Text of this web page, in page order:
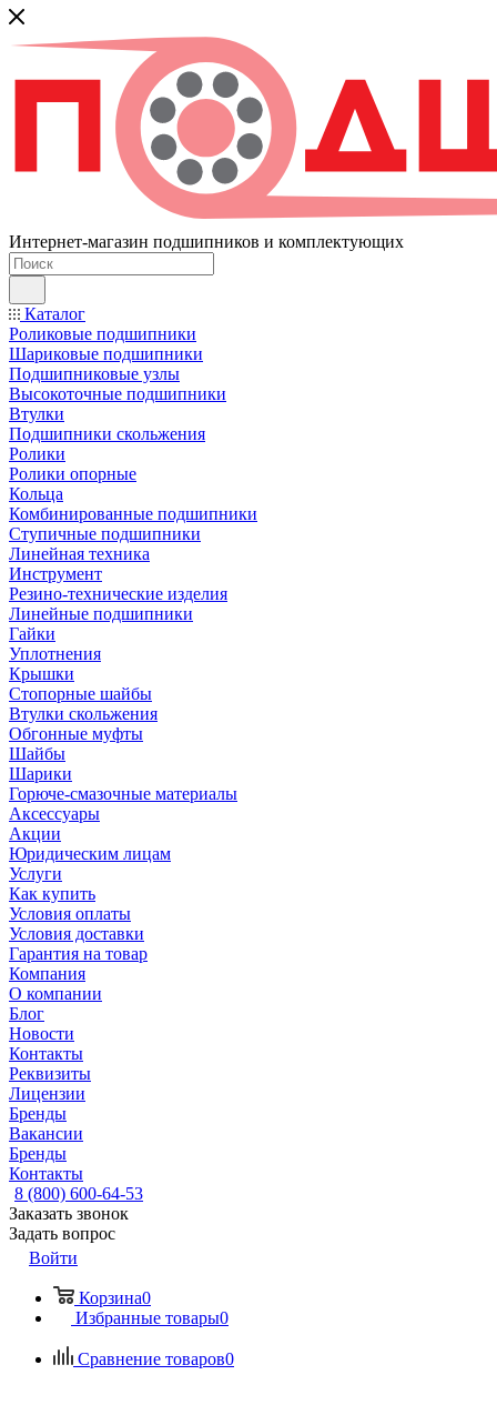
Интернет-магазин подшипников и комплектующих
Каталог
Роликовые подшипники
Шариковые подшипники
Подшипниковые узлы
Высокоточные подшипники
Втулки
Подшипники скольжения
Ролики
Ролики опорные
Кольца
Комбинированные подшипники
Ступичные подшипники
Линейная техника
Инструмент
Резино-технические изделия
Линейные подшипники
Гайки
Уплотнения
Крышки
Стопорные шайбы
Втулки скольжения
Обгонные муфты
Шайбы
Шарики
Горюче-смазочные материалы
Аксессуары
Акции
Юридическим лицам
Услуги
Как купить
Условия оплаты
Условия доставки
Гарантия на товар
Компания
О компании
Блог
Новости
Контакты
Реквизиты
Лицензии
Бренды
Вакансии
Бренды
Контакты
8 (800) 600-64-53
Заказать звонок
Задать вопрос
Войти
Корзина0
Избранные товары0
Сравнение товаров0